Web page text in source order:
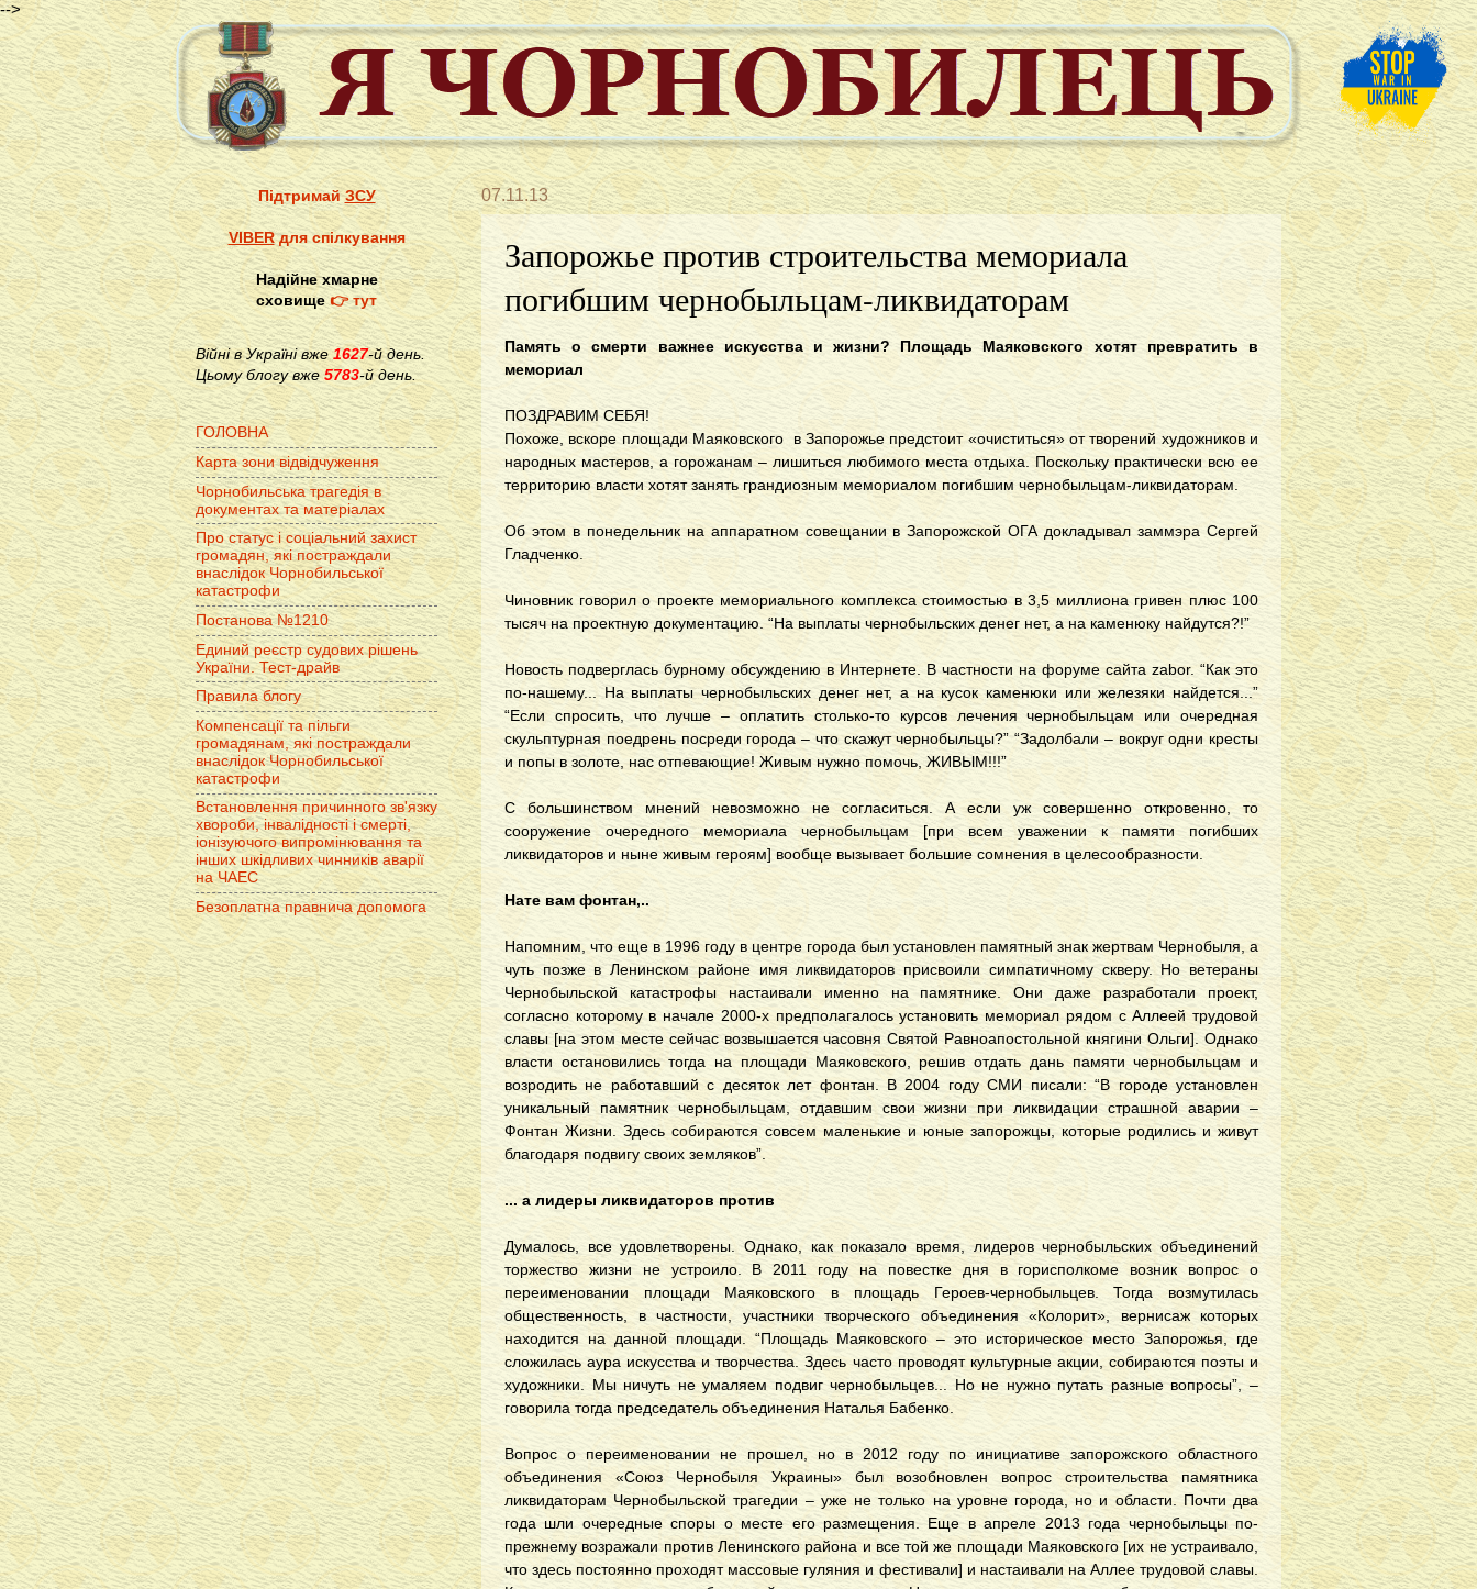
-->
07.11.13
Запорожье против строительства мемориала
погибшим чернобыльцам-ликвидаторам
Память о смерти важнее искусства и жизни? Площадь Маяковского хотят превратить в
мемориал
ПОЗДРАВИМ СЕБЯ!
Похоже, вскоре площади Маяковского в Запорожье предстоит «очиститься» от творений художников и
народных мастеров, а горожанам – лишиться любимого места отдыха. Поскольку практически всю ее
территорию власти хотят занять грандиозным мемориалом погибшим чернобыльцам-ликвидаторам.
Об этом в понедельник на аппаратном совещании в Запорожской ОГА докладывал заммэра Сергей
Гладченко.
Чиновник говорил о проекте мемориального комплекса стоимостью в 3,5 миллиона гривен плюс 100
тысяч на проектную документацию. “На выплаты чернобыльских денег нет, а на каменюку найдутся?!”
Новость подверглась бурному обсуждению в Интернете. В частности на форуме сайта zabor. “Как это
по-нашему... На выплаты чернобыльских денег нет, а на кусок каменюки или железяки найдется...”
“Если спросить, что лучше – оплатить столько-то курсов лечения чернобыльцам или очередная
скульптурная поедрень посреди города – что скажут чернобыльцы?” “Задолбали – вокруг одни кресты
и попы в золоте, нас отпевающие! Живым нужно помочь, ЖИВЫМ!!!”
С большинством мнений невозможно не согласиться. А если уж совершенно откровенно, то
сооружение очередного мемориала чернобыльцам [при всем уважении к памяти погибших
ликвидаторов и ныне живым героям] вообще вызывает большие сомнения в целесообразности.
Нате вам фонтан,..
Напомним, что еще в 1996 году в центре города был установлен памятный знак жертвам Чернобыля, а
чуть позже в Ленинском районе имя ликвидаторов присвоили симпатичному скверу. Но ветераны
Чернобыльской катастрофы настаивали именно на памятнике. Они даже разработали проект,
согласно которому в начале 2000-х предполагалось установить мемориал рядом с Аллеей трудовой
славы [на этом месте сейчас возвышается часовня Святой Равноапостольной княгини Ольги]. Однако
власти остановились тогда на площади Маяковского, решив отдать дань памяти чернобыльцам и
возродить не работавший с десяток лет фонтан. В 2004 году СМИ писали: “В городе установлен
уникальный памятник чернобыльцам, отдавшим свои жизни при ликвидации страшной аварии –
Фонтан Жизни. Здесь собираются совсем маленькие и юные запорожцы, которые родились и живут
благодаря подвигу своих земляков”.
... а лидеры ликвидаторов против
Думалось, все удовлетворены. Однако, как показало время, лидеров чернобыльских объединений
торжество жизни не устроило. В 2011 году на повестке дня в горисполкоме возник вопрос о
переименовании площади Маяковского в площадь Героев-чернобыльцев. Тогда возмутилась
общественность, в частности, участники творческого объединения «Колорит», вернисаж которых
находится на данной площади. “Площадь Маяковского – это историческое место Запорожья, где
сложилась аура искусства и творчества. Здесь часто проводят культурные акции, собираются поэты и
художники. Мы ничуть не умаляем подвиг чернобыльцев... Но не нужно путать разные вопросы”, –
говорила тогда председатель объединения Наталья Бабенко.
Вопрос о переименовании не прошел, но в 2012 году по инициативе запорожского областного
объединения «Союз Чернобыля Украины» был возобновлен вопрос строительства памятника
ликвидаторам Чернобыльской трагедии – уже не только на уровне города, но и области. Почти два
года шли очередные споры о месте его размещения. Еще в апреле 2013 года чернобыльцы по-
прежнему возражали против Ленинского района и все той же площади Маяковского [их не устраивало,
что здесь постоянно проходят массовые гуляния и фестивали] и настаивали на Аллее трудовой славы.
ПідтримайЗСУ
VIBERдля спілкування
Надійне хмарне
сховище👉 тут
Війні в Україні вже1627-й день.
Цьому блогу вже 5783-й день.
ГОЛОВНА
Карта зони відвідчуження
Чорнобильська трагедія в
документах та матеріалах
Про статус і соціальний захист
громадян, які постраждали
внаслідок Чорнобильської
катастрофи
Постанова №1210
Единий реєстр судових рішень
України. Тест-драйв
Правила блогу
Компенсації та пільги
громадянам, які постраждали
внаслідок Чорнобильської
катастрофи
Встановлення причинного зв'язку
хвороби, інвалідності і смерті,
іонізуючого випромінювання та
інших шкідливих чинників аварії
на ЧАЕС
Безоплатна правнича допомога